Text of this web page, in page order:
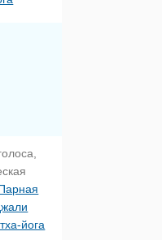
йога